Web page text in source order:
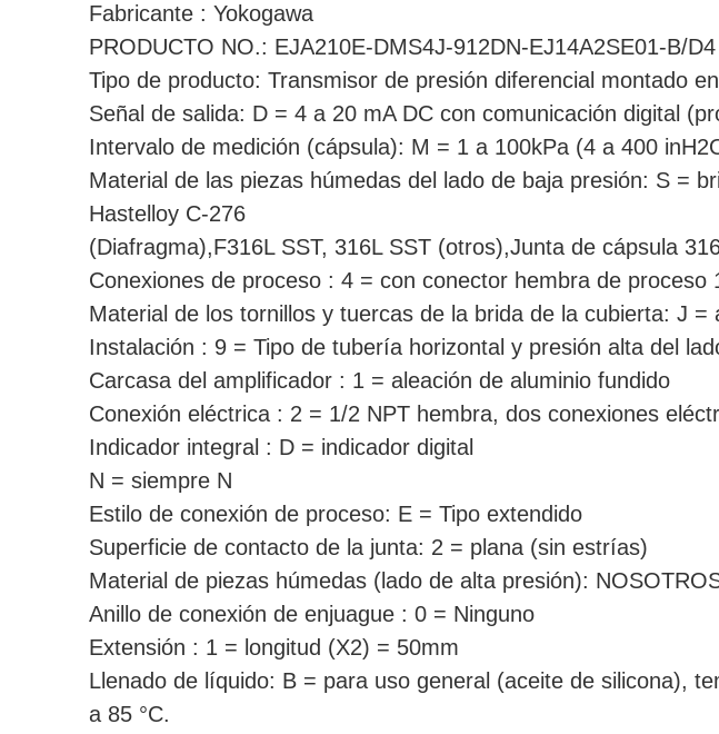
Fabricante : Yokogawa
PRODUCTO NO.: EJA210E-DMS4J-912DN-EJ14A2SE01-B/D4
Tipo de producto: Transmisor de presión diferencial montado
Señal de salida: D = 4 a 20 mA DC con comunicación digital
Intervalo de medición (cápsula): M = 1 a 100kPa (4 a 400
Material de las piezas húmedas del lado de baja presión: S =
Hastelloy C-276
(Diafragma),F316L SST, 316L SST (otros),Junta de cápsula
Conexiones de proceso : 4 = con conector hembra de proceso
Material de los tornillos y tuercas de la brida de la cubierta: J =
Instalación : 9 = Tipo de tubería horizontal y presión alta del
Carcasa del amplificador : 1 = aleación de aluminio fundido
Conexión eléctrica : 2 = 1/2 NPT hembra, dos conexiones
Indicador integral : D = indicador digital
N = siempre N
Estilo de conexión de proceso: E = Tipo extendido
Superficie de contacto de la junta: 2 = plana (sin estrías)
Material de piezas húmedas (lado de alta presión):
Anillo de conexión de enjuague : 0 = Ninguno
Extensión : 1 = longitud (X2) = 50mm
Llenado de líquido: B = para uso general (aceite de silicona),
a 85 °C.